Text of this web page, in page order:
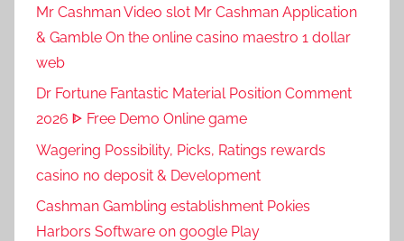
Mr Cashman Video slot Mr Cashman Application
& Gamble On the online casino maestro 1 dollar
web
Dr Fortune Fantastic Material Position Comment
2026 ᐈ Free Demo Online game
Wagering Possibility, Picks, Ratings rewards
casino no deposit & Development
Cashman Gambling establishment Pokies
Harbors Software on google Play